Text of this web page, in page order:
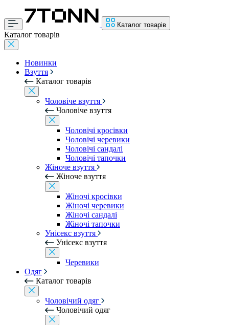
Каталог товарів
Каталог товарів
Новинки
Взуття
Каталог товарів
Чоловіче взуття
Чоловіче взуття
Чоловічі кросівки
Чоловічі черевики
Чоловічі сандалі
Чоловічі тапочки
Жіноче взуття
Жіноче взуття
Жіночі кросівки
Жіночі черевики
Жіночі сандалі
Жіночі тапочки
Унісекс взуття
Унісекс взуття
Черевики
Одяг
Каталог товарів
Чоловічий одяг
Чоловічий одяг